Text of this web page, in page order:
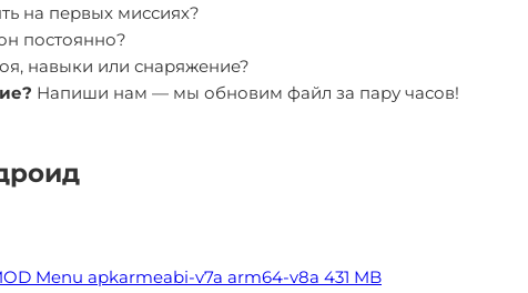
на первых миссиях?
постоянно?
навыки или снаряжение?
Напиши нам — мы обновим файл за пару часов!
Menu apkarmeabi-v7a arm64-v8a 431 MB